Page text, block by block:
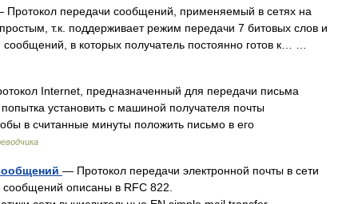
передачи сообщений, применяемый в сетях на
т.к. поддерживает режим передачи 7 битовых слов и
сообщений, в которых получатель постоянно готов к… …
Internet, предназначенный для передачи письма
установить с машиной получателя почты
в считанные минуты положить письмо в его
— Протокол передачи электронной почты в сети
описаны в RFC 822.